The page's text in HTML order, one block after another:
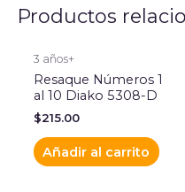
Productos
3 años+
Resaque Números 1
al 10 Diako 5308-D
$215.00
Añadir al carrito